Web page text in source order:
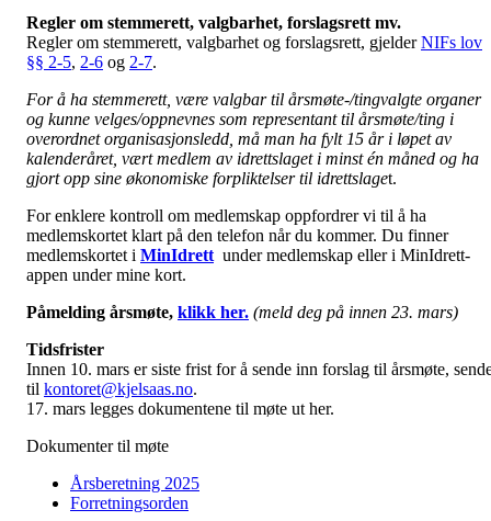
Regler om stemmerett, valgbarhet, forslagsrett mv.
Regler om stemmerett, valgbarhet og forslagsrett, gjelderNIFs lov
§§ 2-5, 2-6 og 2-7.
For å ha stemmerett, være valgbar til årsmøte-/tingvalgte organer
og kunne velges/oppnevnes som representant til årsmøte/ting i
overordnet organisasjonsledd, må man ha fylt 15 år i løpet av
kalenderåret, vært medlem av idrettslaget i minst én måned og ha
gjort opp sine økonomiske forpliktelser til idrettslaget.
For enklere kontroll om medlemskap oppfordrer vi til å ha
medlemskortet klart på den telefon når du kommer. Du finner
medlemskortet i MinIdrett under medlemskap eller i MinIdrett-
appen under mine kort.
Påmelding årsmøte, klikk her. (meld deg på innen 23. mars)
Tidsfrister
Innen 10. mars er siste frist for å sende inn forslag til årsmøte,
til kontoret@kjelsaas.no.
17. mars legges dokumentene til møte ut her.
Dokumenter til møte
Årsberetning 2025
Forretningsorden